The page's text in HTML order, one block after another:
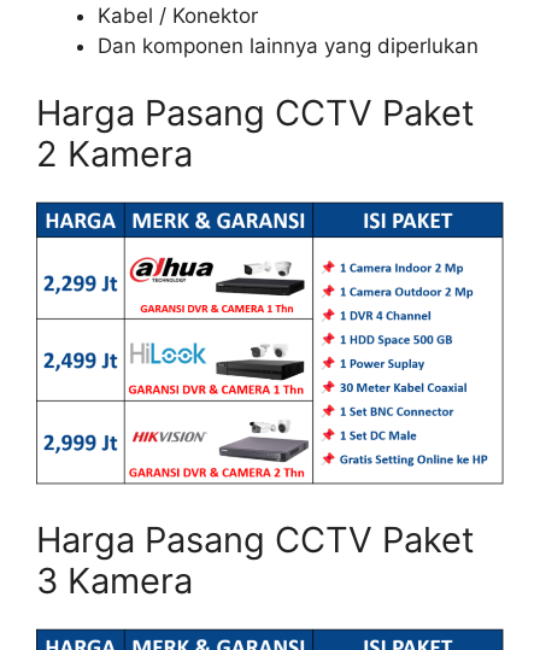
Kabel / Konektor
Dan komponen lainnya yang diperlukan
Harga Pasang CCTV Paket
2 Kamera
Harga Pasang CCTV Paket
3 Kamera